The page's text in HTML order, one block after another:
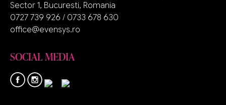
Sector 1, Bucuresti, Romania
0727 739 926 / 0733 678 630
office@evensys.ro
SOCIAL MEDIA